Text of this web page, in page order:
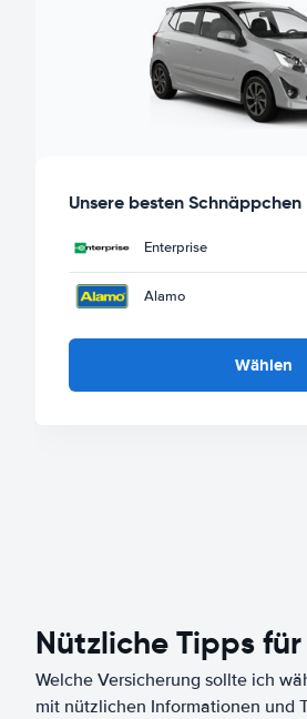
Unsere besten Schnäppchen
Enterprise
Alamo
Wählen
Nützliche Tipps
Welche Versicherung sollte ich
mit nützlichen Informationen und